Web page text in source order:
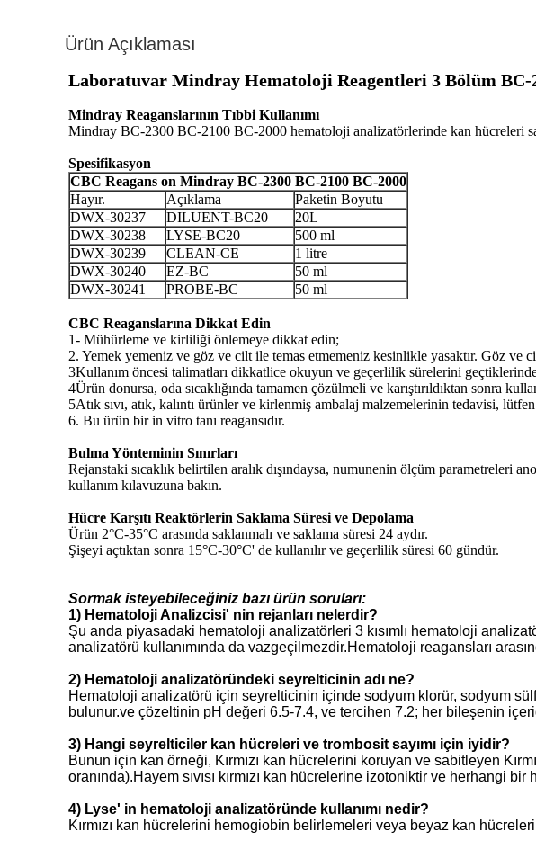
Ürün Açıklaması
Laboratuvar Mindray Hematoloji Reagentleri 3 Bölüm BC-
Mindray Reaganslarının Tıbbi Kullanımı
Mindray BC-2300 BC-2100 BC-2000 hematoloji analizatörlerinde kan hücreleri
Spesifikasyon
CBC Reagans on Mindray BC-2300 BC-2100 BC-2000
Hayır.
Açıklama
Paketin Boyutu
DWX-30237
DILUENT-BC20
20L
DWX-30238
LYSE-BC20
500 ml
DWX-30239
CLEAN-CE
1 litre
DWX-30240
EZ-BC
50 ml
DWX-30241
PROBE-BC 50 ml
CBC Reaganslarına Dikkat Edin
1- Mühürleme ve kirliliği önlemeye dikkat edin;
2. Yemek yemeniz ve göz ve cilt ile temas etmemeniz kesinlikle yasaktır. Göz
3Kullanım öncesi talimatları dikkatlice okuyun ve geçerlilik sürelerini geçtiklerinde
4Ürün donursa, oda sıcaklığında tamamen çözülmeli ve karıştırıldıktan sonra
5Atık sıvı, atık, kalıntı ürünler ve kirlenmiş ambalaj malzemelerinin tedavisi,
6. Bu ürün bir in vitro tanı reagansıdır.
Bulma Yönteminin Sınırları
Rejanstaki sıcaklık belirtilen aralık dışındaysa, numunenin ölçüm
kullanım kılavuzuna bakın.
Hücre Karşıtı Reaktörlerin Saklama Süresi ve Depolama
Ürün 2°C-35°C arasında saklanmalı ve saklama süresi 24 aydır.
Şişeyi açtıktan sonra 15°C-30°C' de kullanılır ve geçerlilik süresi 60 gündür.
Sormak isteyebileceğiniz bazı ürün soruları:
1) Hematoloji Analizcisi' nin rejanları nelerdir?
Şu anda piyasadaki hematoloji analizatörleri 3 kısımlı hematoloji
analizatörü kullanımında da vazgeçilmezdir.Hematoloji reagansları
2) Hematoloji analizatöründeki seyrelticinin adı ne?
Hematoloji analizatörü için seyrelticinin içinde sodyum klorür, sodyum
bulunur.ve çözeltinin pH değeri 6.5-7.4, ve tercihen 7.2; her bileşenin
3) Hangi seyrelticiler kan hücreleri ve trombosit sayımı için iyidir?
Bunun için kan örneği, Kırmızı kan hücrelerini koruyan ve sabitleyen
oranında).Hayem sıvısı kırmızı kan hücrelerine izotoniktir ve herhangi
4) Lyse' in hematoloji analizatöründe kullanımı nedir?
Kırmızı kan hücrelerini hemogiobin belirlemeleri veya beyaz kan